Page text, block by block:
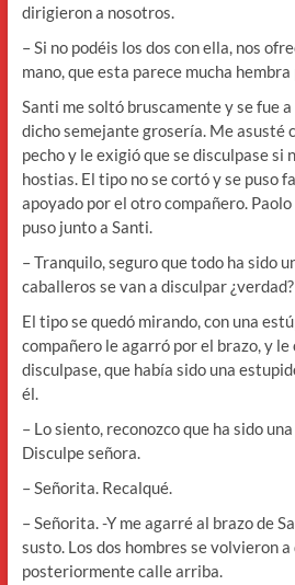
dirigieron a nosotros.
– Si no podéis los dos con ella, nos
mano, que esta parece mucha
Santi me soltó bruscamente y se fue
dicho semejante grosería. Me asusté
pecho y le exigió que se disculpase si
hostias. El tipo no se cortó y se puso
apoyado por el otro compañero.
puso junto a Santi.
– Tranquilo, seguro que todo ha sido
caballeros se van a disculpar ¿verdad?
El tipo se quedó mirando, con una
compañero le agarró por el brazo, y le
disculpase, que había sido una
él.
– Lo siento, reconozco que ha sido
Disculpe señora.
– Señorita. Recalqué.
– Señorita. -Y me agarré al brazo de
susto. Los dos hombres se volvieron
posteriormente calle arriba.